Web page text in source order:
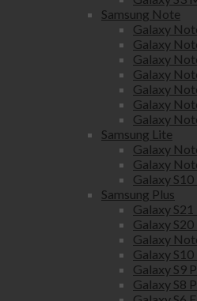
Samsung Note
Galaxy
Galaxy
Galaxy
Galaxy
Galaxy
Galaxy
Galaxy
Samsung Lite
Galaxy
Galaxy
Galaxy
Samsung Plus
Galaxy
Galaxy
Galaxy
Galaxy
Galaxy S9
Galaxy S8